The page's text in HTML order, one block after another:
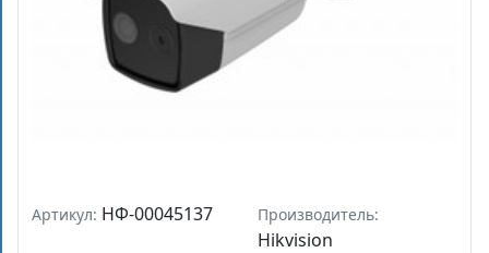
Артикул: НФ-00045137 Производитель:
Hikvision